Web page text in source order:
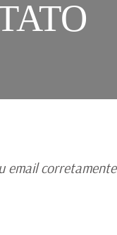
email corretamente